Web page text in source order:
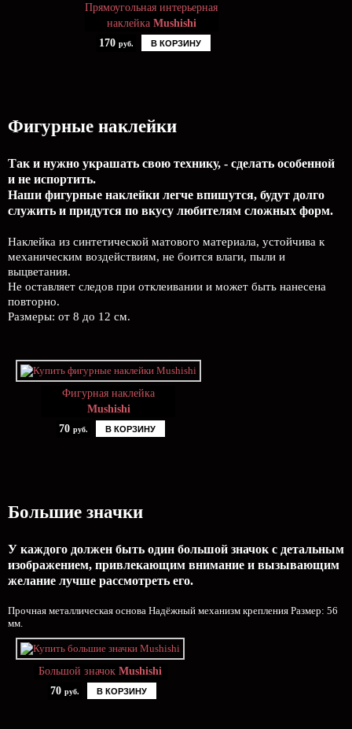
Прямоугольная интерьерная
наклейка Mushishi
170 руб. В КОРЗИНУ
Фигурные наклейки
Так и нужно украшать свою технику, - сделать особенной
и не испортить.
Наши фигурные наклейки легче впишутся, будут долго
служить и придутся по вкусу любителям сложных форм.
Наклейка из синтетической матового материала, устойчива к
механическим воздействиям, не боится влаги, пыли и
выцветания.
Не оставляет следов при отклеивании и может быть нанесена
повторно.
Размеры: от 8 до 12 см.
Фигурная наклейка
Mushishi
70 руб. В КОРЗИНУ
Большие значки
У каждого должен быть один большой значок с детальным
изображением, привлекающим внимание и вызывающим
желание лучше рассмотреть его.
Прочная металлическая основа Надёжный механизм крепления Размер: 56
мм.
Большой значок Mushishi
70 руб. В КОРЗИНУ